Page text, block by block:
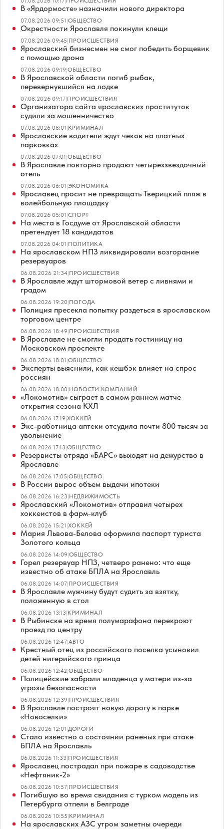
В «Ярдормосте» назначили нового директора
07.08.2026 09:51|ОБЩЕСТВО
Окрестности Ярославля покинули клещи
07.08.2026 09:45|ПРОИСШЕСТВИЯ
Ярославский бизнесмен не смог победить борщевик
с помощью дрона
07.08.2026 09:19|ОБЩЕСТВО
В Ярославской области погиб рыбак,
перевернувшийся на лодке
07.08.2026 09:17|ПРОИСШЕСТВИЯ
Организатора сайта ярославских проституток
судили за мошенничество
07.08.2026 08:01|КРИМИНАЛ
Ярославские водители ждут чеков на платных
парковках
07.08.2026 07:01|ОБЩЕСТВО
В Ярославле повторно продают четырехзвездочный
отель
07.08.2026 06:01|ЭКОНОМИКА
Ярославец просит не превращать Тверицкий пляж в
волейбольную площадку
07.08.2026 05:01|СПОРТ
На места в Госдуме от Ярославской области
претендует 18 кандидатов
07.08.2026 04:01|ПОЛИТИКА
На ярославском НПЗ ликвидировали возгорание
резервуаров
06.08.2026 21:34|ПРОИСШЕСТВИЯ
В Ярославле ждут штормовой ветер с ливнями и
градом
06.08.2026 19:20|ПОГОДА
Полиция пресекла попытку раздеться в ярославском
торговом центре
06.08.2026 18:49|ПРОИСШЕСТВИЯ
В Ярославле не смогли продать гостиницу на
Московском проспекте
06.08.2026 18:01|ОБЩЕСТВО
Эксперты выяснили, как кешбэк влияет на спрос
россиян
06.08.2026 18:00|НОВОСТИ КОМПАНИЙ
«Локомотив» сыграет в самом раннем матче
открытия сезона КХЛ
06.08.2026 17:19|ХОККЕЙ
Экс-работница аптеки отсудила почти 800 тысяч за
увольнение
06.08.2026 17:13|ОБЩЕСТВО
Резервисты отряда «БАРС» выходят на дежурство в
Ярославле
06.08.2026 17:05|ОБЩЕСТВО
В России вырос объем выдачи ипотеки
06.08.2026 16:23|НЕДВИЖИМОСТЬ
Ярославский «Локомотив» отправил четырех
хоккеистов в фарм-клуб
06.08.2026 15:21|ХОККЕЙ
Мария Львова-Белова оформила паспорт туриста
Золотого кольца
06.08.2026 14:09|ОБЩЕСТВО
Горел резервуар НПЗ, четверо ранено: что еще
известно об атаке БПЛА на Ярославль
06.08.2026 14:07|ПРОИСШЕСТВИЯ
В Ярославле мужчину будут судить за взятку,
положенную в стол
06.08.2026 13:13|КРИМИНАЛ
В Рыбинске на время полумарафона перекроют
проезд по центру
06.08.2026 12:47|АВТО
Крестный отец из российского поселка усыновил
детей нигерийского принца
06.08.2026 12:42|ОБЩЕСТВО
Полицейские забрали младенца у матери из-за
угрозы безопасности
06.08.2026 12:39|ПРОИСШЕСТВИЯ
В Ярославле построят новую дорогу в парке
«Новоселки»
06.08.2026 12:01|ДОРОГИ
Стало известно о состоянии раненых при атаке
БПЛА на Ярославль
06.08.2026 11:33|ПРОИСШЕСТВИЯ
Ярославец пострадал при пожаре в садоводстве
«Нефтяник-2»
06.08.2026 10:57|ПРОИСШЕСТВИЯ
Погибшую во время свидания с турком модель из
Петербурга отпели в Белграде
06.08.2026 10:55|КРИМИНАЛ
На ярославских АЗС утром заметны очереди